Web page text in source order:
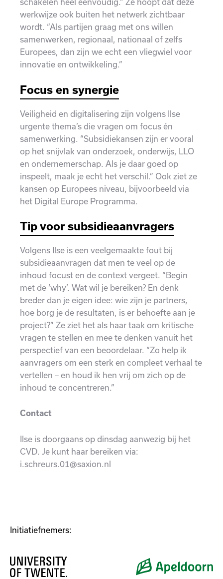
werkwijze ook buiten het netwerk zichtbaar
wordt. “Als partijen graag met ons willen
samenwerken, regionaal, nationaal of zelfs
Europees, dan zijn we echt een vliegwiel voor
innovatie en ontwikkeling.”
Focus en synergie
Veiligheid en digitalisering zijn volgens Ilse
urgente thema’s die vragen om focus én
samenwerking. “Subsidiekansen zijn er vooral
op het snijvlak van onderzoek, onderwijs, LLO
en ondernemerschap. Als je daar goed op
inspeelt, maak je echt het verschil.” Ook ziet ze
kansen op Europees niveau, bijvoorbeeld via
het Digital Europe Programma.
Tip voor subsidieaanvragers
Volgens Ilse is een veelgemaakte fout bij
subsidieaanvragen dat men te veel op de
inhoud focust en de context vergeet. “Begin
met de ‘why’. Wat wil je bereiken? En denk
breder dan je eigen idee: wie zijn je partners,
hoe borg je de resultaten, is er behoefte aan je
project?” Ze ziet het als haar taak om kritische
vragen te stellen en mee te denken vanuit het
perspectief van een beoordelaar. “Zo help ik
aanvragers om een sterk en compleet verhaal te
vertellen – en houd ik hen vrij om zich op de
inhoud te concentreren.”
Contact
Ilse is doorgaans op dinsdag aanwezig bij het
CVD. Je kunt haar bereiken via:
i.schreurs.01@saxion.nl
Initiatiefnemers: